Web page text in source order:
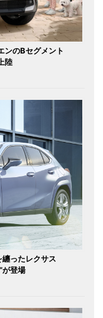
ンのBセグメント
陸
ったレクサス
登場